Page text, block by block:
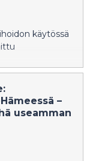
käytössä
–
useamman